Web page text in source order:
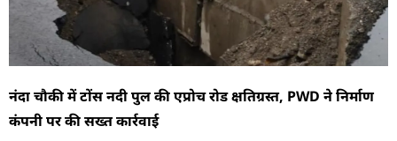
नंदा चौकी में टोंस नदी पुल की एप्रोच रोड क्षतिग्रस्त, PWD ने निर्माण
कंपनी पर की सख्त कार्रवाई